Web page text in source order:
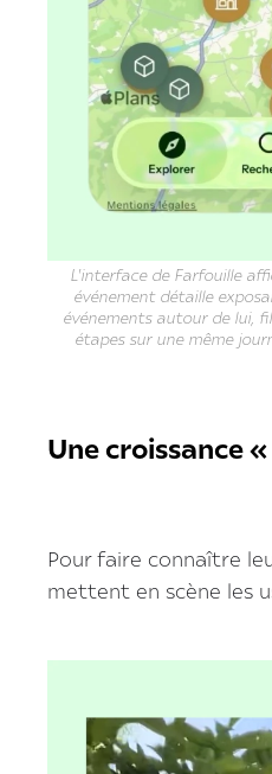
L'interface de Farfouille
événement détaille
événements autour de lui,
étapes sur une même
Une croissance
Pour faire connaître
mettent en scène les